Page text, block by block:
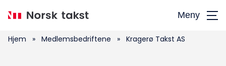
hovedinnhold
Meny
Hjem » Medlemsbedriftene » Kragerø Takst AS